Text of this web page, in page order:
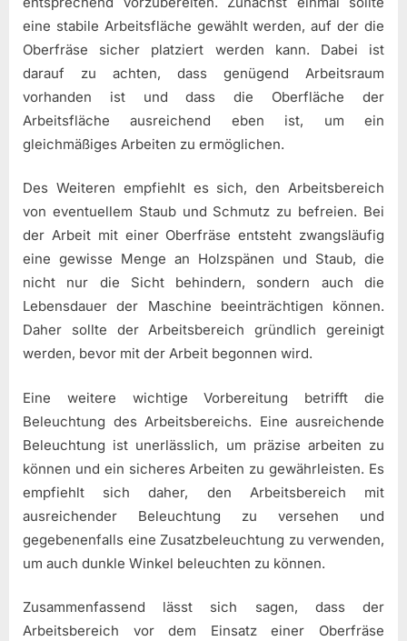
eine stabile Arbeitsfläche gewählt werden, auf der die
Oberfräse sicher platziert werden kann. Dabei ist
darauf zu achten, dass genügend Arbeitsraum
vorhanden ist und dass die Oberfläche der
Arbeitsfläche ausreichend eben ist, um ein
gleichmäßiges Arbeiten zu ermöglichen.
Des Weiteren empfiehlt es sich, den Arbeitsbereich
von eventuellem Staub und Schmutz zu befreien. Bei
der Arbeit mit einer Oberfräse entsteht zwangsläufig
eine gewisse Menge an Holzspänen und Staub, die
nicht nur die Sicht behindern, sondern auch die
Lebensdauer der Maschine beeinträchtigen können.
Daher sollte der Arbeitsbereich gründlich gereinigt
werden, bevor mit der Arbeit begonnen wird.
Eine weitere wichtige Vorbereitung betrifft die
Beleuchtung des Arbeitsbereichs. Eine ausreichende
Beleuchtung ist unerlässlich, um präzise arbeiten zu
können und ein sicheres Arbeiten zu gewährleisten. Es
empfiehlt sich daher, den Arbeitsbereich mit
ausreichender Beleuchtung zu versehen und
gegebenenfalls eine Zusatzbeleuchtung zu verwenden,
um auch dunkle Winkel beleuchten zu können.
Zusammenfassend lässt sich sagen, dass der
Arbeitsbereich vor dem Einsatz einer Oberfräse